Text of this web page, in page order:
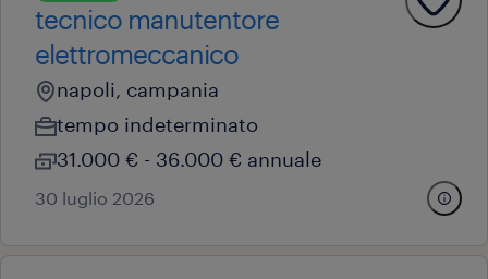
tecnico manutentore
elettromeccanico
napoli, campania
tempo indeterminato
31.000 € - 36.000 € annuale
30 luglio 2026